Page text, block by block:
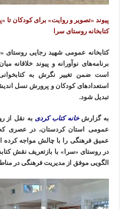
پیوند «تصویر و روایت» برای کودکان تا
کتابخانه روستای سرا
کتابخانه عمومی شهید رجایی روستای
برنامه‌های نوآورانه و پیوند
است ضمن تغییر نگرش به
استعدادهای کودکان و پرورش نسل
تبدیل شود.
به گزارشخانه کتاب کردی به نقل از
عمومی استان کردستان، در عصری که
عمیق فرهنگی را با چالش مواجه کرده
در روستای «سرا» با بازتعریف نقش
الگویی موفق از مدیریت فرهنگی در